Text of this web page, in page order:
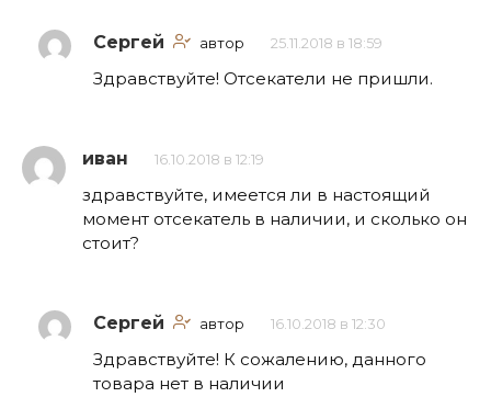
Сергей автор 25.11.2018 в 18:59
Здравствуйте! Отсекатели не пришли.
иван 16.10.2018 в 12:19
здравствуйте, имеется ли в настоящий
момент отсекатель в наличии, и сколько он
стоит?
Сергей автор 16.10.2018 в 12:30
Здравствуйте! К сожалению, данного
товара нет в наличии